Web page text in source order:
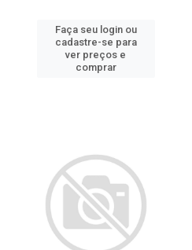
Faça seu login ou
cadastre-se para
ver preços e
comprar